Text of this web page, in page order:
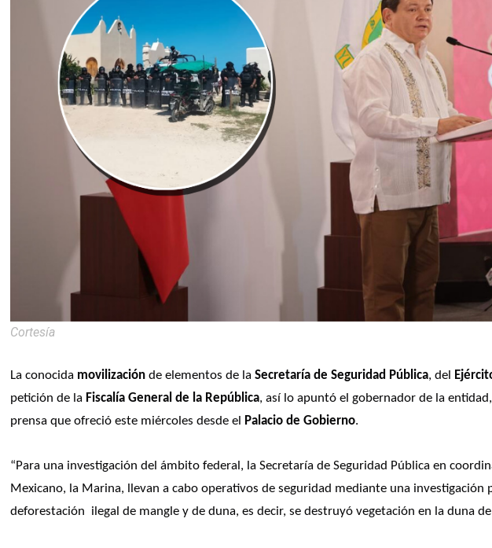
Cortesía
La conocida movilización de elementos de la Secretaría de Seguridad Pública, del
petición de la Fiscalía General de la República, así lo apuntó el gobernador de la
prensa que ofreció este miércoles desde el
Palacio de Gobierno.
“Para una investigación del ámbito federal, la Secretaría de Seguridad Pública en
Mexicano, la Marina, llevan a cabo operativos de seguridad mediante una investigación
deforestación  ilegal de mangle y de duna, es decir, se destruyó vegetación en la duna